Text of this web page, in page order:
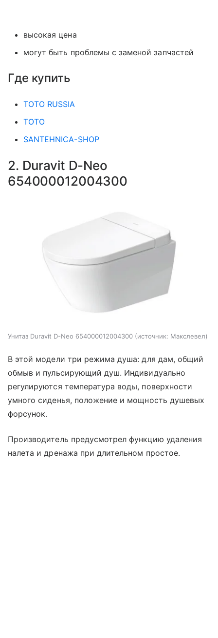
высокая цена
могут быть проблемы с заменой запчастей
Где купить
TOTO RUSSIA
TOTO
SANTEHNICA-SHOP
2. Duravit D-Neo
654000012004300
Унитаз Duravit D-Neo 654000012004300 источник: Макслевел
В этой модели три режима душа: для дам, общий
обмыв и пульсирующий душ. Индивидуально
регулируются температура воды, поверхности
умного сиденья, положение и мощность душевых
форсунок.
Производитель предусмотрел функцию удаления
налета и дренажа при длительном простое.